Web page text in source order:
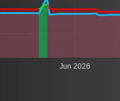
Jun 2026